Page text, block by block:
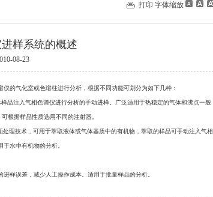
打印 字体缩放
样系统的概述
08-23
仪的气化室或色谱柱进行分析，根据不同功能可划分为如下几种：
品注入气相色谱仪进行分析的手动进样。广泛适用于热稳定的气体和沸点一般
根据样品性质选用不同的注射器。
理技术，可用于萃取液体或气体基质中的有机物，萃取的样品可手动注入气相
水中有机物的分析。
样误差，减少人工操作成本。适用于批量样品的分析。